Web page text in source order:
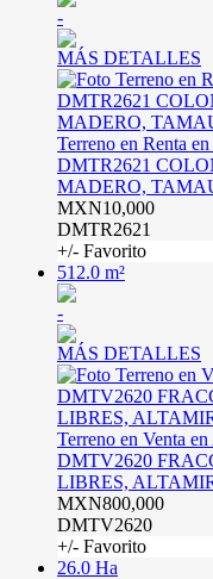
-
MÁS DETALLES
Terreno en Renta
DMTR2621
MADERO,
MXN10,000
DMTR2621
+/- Favorito
512.0 m²
-
MÁS DETALLES
Terreno en Venta
DMTV2620
LIBRES,
MXN800,000
DMTV2620
+/- Favorito
26.0 Ha